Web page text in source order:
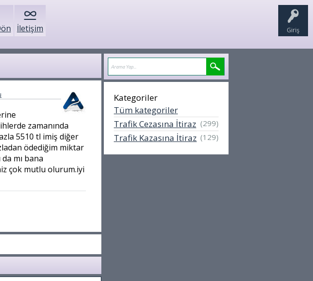
Giriş
İletişim
zamanında
5510 tl imiş diğer
ödediğim miktar
mı bana
çok mutlu olurum.iyi
Kategoriler
Tüm kategoriler
Trafik Cezasına İtiraz (299)
Trafik Kazasına İtiraz (129)